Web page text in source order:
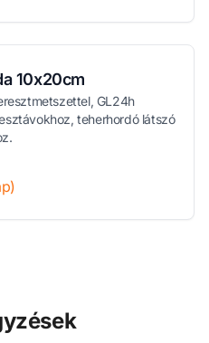
10x20cm
GL24h
teherhordó látszó